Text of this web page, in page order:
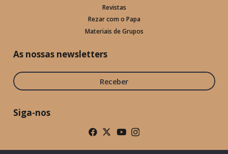
Revistas
Rezar com o Papa
Materiais de Grupos
As nossas newsletters
Receber
Siga-nos